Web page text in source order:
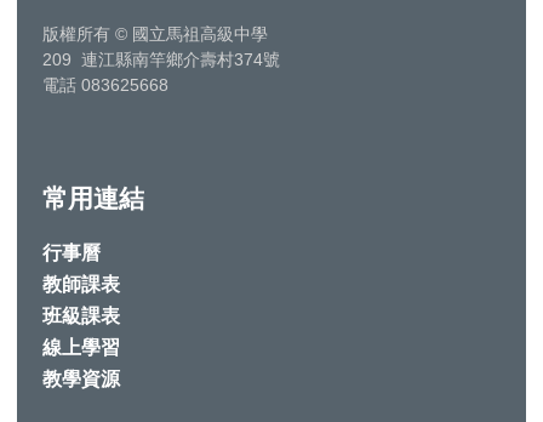
版權所有 © 國立馬祖高級中學
209 連江縣南竿鄉介壽村374號
電話 083625668
常用連結
行事曆
教師課表
班級課表
線上學習
教學資源